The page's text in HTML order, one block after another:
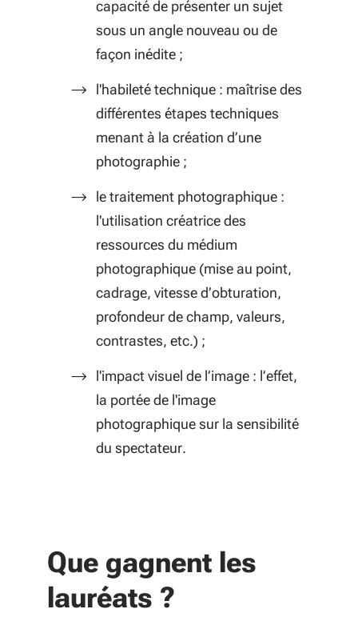
capacité de présenter un sujet
sous un angle nouveau ou de
façon inédite ;
l'habileté technique : maîtrise des
différentes étapes techniques
menant à la création d’une
photographie ;
le traitement photographique :
l'utilisation créatrice des
ressources du médium
photographique (mise au point,
cadrage, vitesse d’obturation,
profondeur de champ, valeurs,
contrastes, etc.) ;
l'impact visuel de l’image : l’effet,
la portée de l'image
photographique sur la sensibilité
du spectateur.
Que gagnent les
lauréats ?